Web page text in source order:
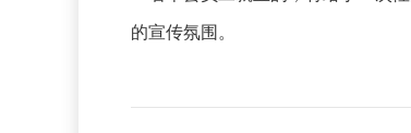
的宣传氛围。